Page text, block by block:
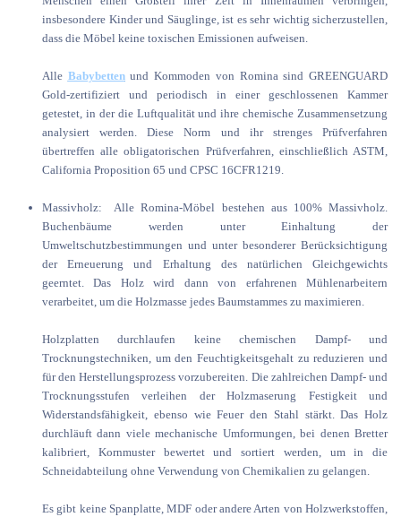
insbesondere Kinder und Säuglinge, ist es sehr wichtig sicherzustellen,
dass die Möbel keine toxischen Emissionen aufweisen.
Alle Babybettenund Kommoden von Romina sind GREENGUARD
Gold-zertifiziert und periodisch in einer geschlossenen Kammer
getestet, in der die Luftqualität und ihre chemische Zusammensetzung
analysiert werden. Diese Norm und ihr strenges Prüfverfahren
übertreffen alle obligatorischen Prüfverfahren, einschließlich ASTM,
California Proposition 65 und CPSC 16CFR1219.
Massivholz: Alle Romina-Möbel bestehen aus 100% Massivholz.
Buchenbäume werden unter Einhaltung der
Umweltschutzbestimmungen und unter besonderer Berücksichtigung
der Erneuerung und Erhaltung des natürlichen Gleichgewichts
geerntet. Das Holz wird dann von erfahrenen Mühlenarbeitern
verarbeitet, um die Holzmasse jedes Baumstammes zu maximieren.
Holzplatten durchlaufen keine chemischen Dampf- und
Trocknungstechniken, um den Feuchtigkeitsgehalt zu reduzieren und
für den Herstellungsprozess vorzubereiten. Die zahlreichen Dampf- und
Trocknungsstufen verleihen der Holzmaserung Festigkeit und
Widerstandsfähigkeit, ebenso wie Feuer den Stahl stärkt. Das Holz
durchläuft dann viele mechanische Umformungen, bei denen Bretter
kalibriert, Kornmuster bewertet und sortiert werden, um in die
Schneidabteilung ohne Verwendung von Chemikalien zu gelangen.
Es gibt keine Spanplatte, MDF oder andere Arten von Holzwerkstoffen,